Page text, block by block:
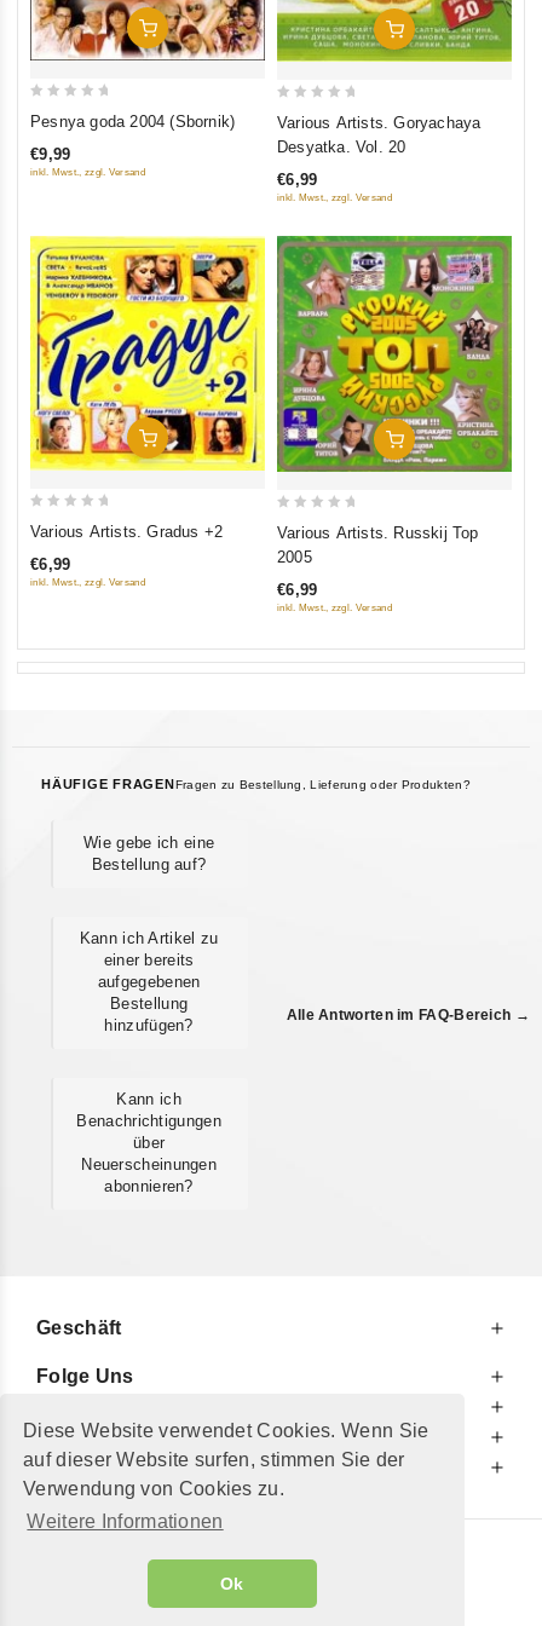
Diese Website verwendet Cookies. Wenn Sie
auf dieser Website surfen, stimmen Sie der
Verwendung von Cookies zu.
Weitere Informationen
Ok
In Den Warenkorb
of
Pesnya goda 2004 (Sbornik)
€9,99
inkl. Mwst., zzgl. Versand
In Den Warenkorb
5
Various Artists. Goryachaya
Desyatka. Vol. 20
€6,99
inkl. Mwst., zzgl. Versand
In Den Warenkorb
of
Various Artists. Gradus +2
€6,99
inkl. Mwst., zzgl. Versand
In Den Warenkorb
5
Various Artists. Russkij Top
2005
€6,99
inkl. Mwst., zzgl. Versand
HÄUFIGE FRAGEN Fragen zu Bestellung, Lieferung oder Produkten?
Wie gebe ich eine
Bestellung auf?
Kann ich Artikel zu
einer bereits
aufgegebenen
Bestellung
hinzufügen?
Kann ich
Benachrichtigungen
über
Neuerscheinungen
abonnieren?
Alle Antworten im FAQ-Bereich →
Geschäft
Folge Uns
Zu Ihrer Information
Zusätzlich
© 2002 - 2026"Petershop GmbH"
Alle Preise inkl. MwSt. und zzgl.
GeToTickets.com| build#3.12.37